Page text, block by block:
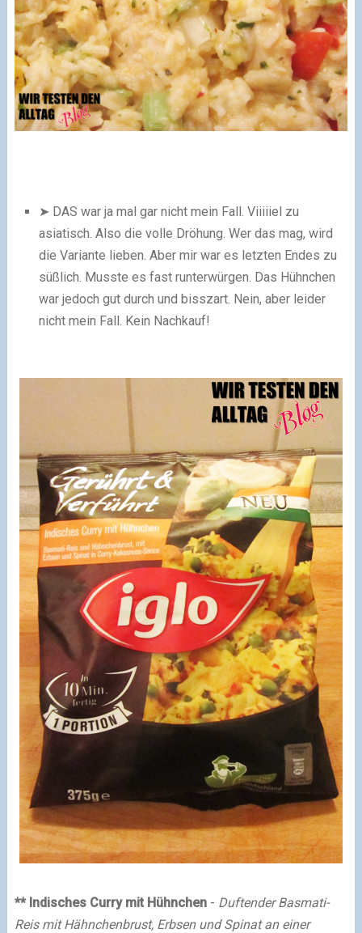
➤ DAS war ja mal gar nicht mein Fall. Viiiiiel zu
asiatisch. Also die volle Dröhung. Wer das mag, wird
die Variante lieben. Aber mir war es letzten Endes zu
süßlich. Musste es fast runterwürgen. Das Hühnchen
war jedoch gut durch und bisszart. Nein, aber leider
nicht mein Fall. Kein Nachkauf!
** Indisches Curry mit Hühnchen- Duftender Basmati-
Reis mit Hähnchenbrust, Erbsen und Spinat an einer